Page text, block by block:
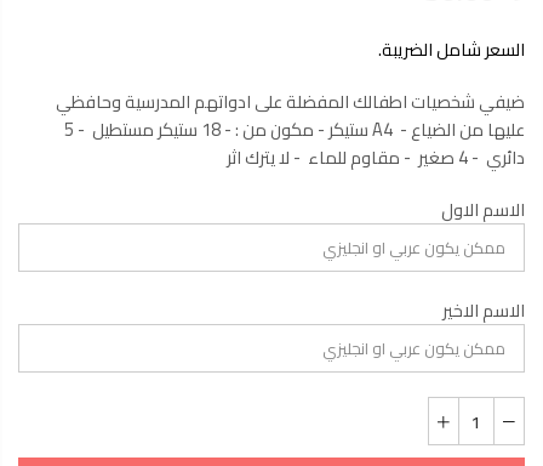
السعر شامل الضريبة.
ضيفي شخصيات اطفالك المفضلة على ادواتهم المدرسية وحافظي
عليها من الضياع - A4 ستيكر - مكون من : - 18 ستيكر مستطيل - 5
دائري - 4 صغير - مقاوم للماء - لا يترك اثر
الاسم الاول
الاسم الاخير